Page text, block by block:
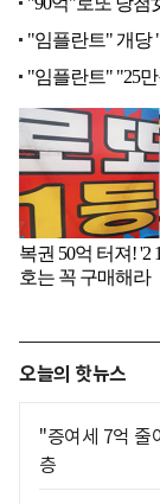
오늘의 핫뉴스
"증여세 7억 줄
층